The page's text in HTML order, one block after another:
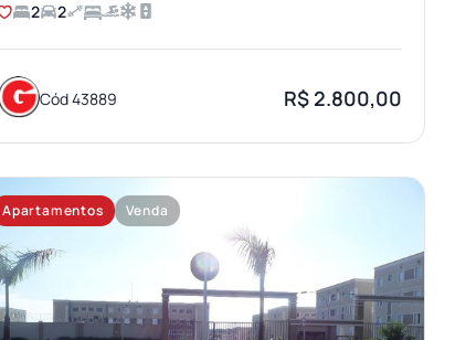
2 2
Cód 43889 R$ 2.800,00
Apartamentos Venda